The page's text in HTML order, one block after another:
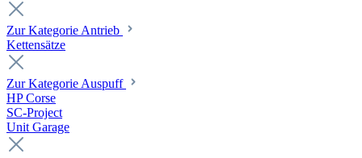
Zur Kategorie Antrieb
Kettensätze
Zur Kategorie Auspuff
HP Corse
SC-Project
Unit Garage